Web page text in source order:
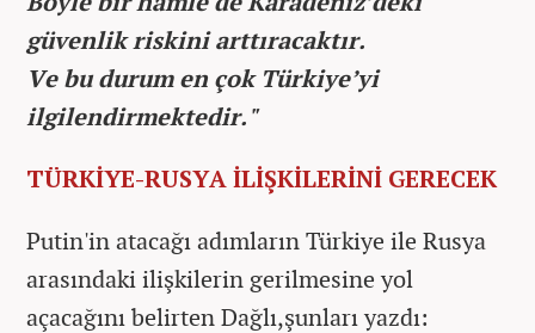
güvenlik riskini arttıracaktır.
Ve bu durum en çok Türkiye’yi
ilgilendirmektedir."
TÜRKİYE-RUSYA İLİŞKİLERİNİ GERECEK
Putin'in atacağı adımların Türkiye ile Rusya
arasındaki ilişkilerin gerilmesine yol
açacağını belirten Dağlı,şunları yazdı: